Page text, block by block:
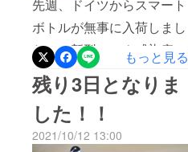
InstagramやRoomClipなど
でお寄せいただけますと嬉
しいです。引き続きよろし
くお願いいたします！
先週、ドイツからスマート
ボトルが無事に入荷しまし
た！！新型コロナ感染症に
伴う国際物流の乱れで当初
予定より大きく遅れが生じ
ましたが、なんとか10月中
に入荷できました。これか
もっと見る
残り3日となりま
した！！
2021/10/12 13:00